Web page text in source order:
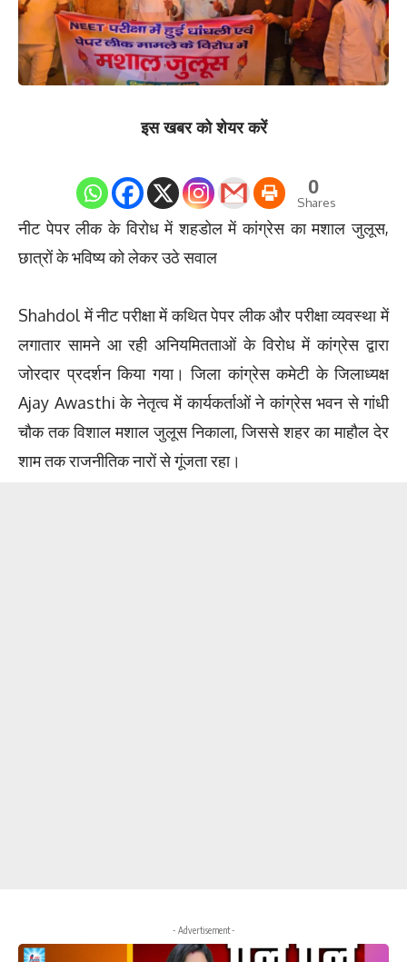
इस खबर को शेयर करें
0
Shares
नीट पेपर लीक के विरोध में शहडोल में कांग्रेस का मशाल जुलूस,
छात्रों के भविष्य को लेकर उठे सवाल
Shahdol में नीट परीक्षा में कथित पेपर लीक और परीक्षा व्यवस्था में
लगातार सामने आ रही अनियमितताओं के विरोध में कांग्रेस द्वारा
जोरदार प्रदर्शन किया गया। जिला कांग्रेस कमेटी के जिलाध्यक्ष
Ajay Awasthi के नेतृत्व में कार्यकर्ताओं ने कांग्रेस भवन से गांधी
चौक तक विशाल मशाल जुलूस निकाला, जिससे शहर का माहौल देर
शाम तक राजनीतिक नारों से गूंजता रहा।
- Advertisement -